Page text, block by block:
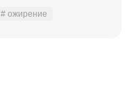
# ожирение